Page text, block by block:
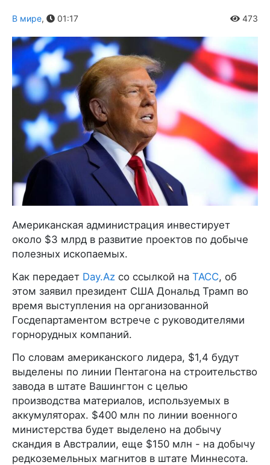
В мире, 01:17 473
Американская администрация инвестирует
около $3 млрд в развитие проектов по добыче
полезных ископаемых.
Как передает Day.Az со ссылкой на ТАСС, об
этом заявил президент США Дональд Трамп во
время выступления на организованной
Госдепартаментом встрече с руководителями
горнорудных компаний.
По словам американского лидера, $1,4 будут
выделены по линии Пентагона на строительство
завода в штате Вашингтон с целью
производства материалов, используемых в
аккумуляторах. $400 млн по линии военного
министерства будет выделено на добычу
скандия в Австралии, еще $150 млн - на добычу
редкоземельных магнитов в штате Миннесота.